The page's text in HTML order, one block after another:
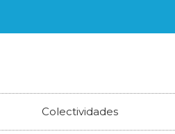
Colectividades